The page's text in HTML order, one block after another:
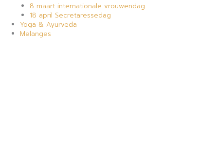
8 maart internationale vrouwendag
18 april Secretaressedag
Yoga & Ayurveda
Melanges